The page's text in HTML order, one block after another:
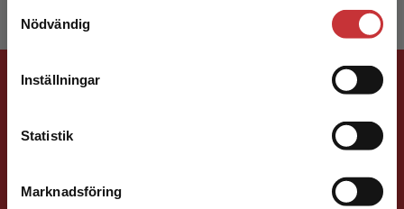
Nödvändig
Inställningar
Statistik
Marknadsföring
Vi erbjuder inte leveranser utanför Sverige. För
att kunna slutföra ett köp måste